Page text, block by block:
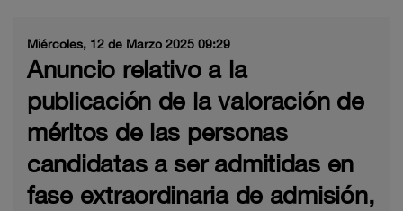
Miércoles, 12 de Marzo 2025 09:29
Anuncio relativo a la
publicación de la valoración de
méritos de las personas
candidatas a ser admitidas en
fase extraordinaria de admisión,